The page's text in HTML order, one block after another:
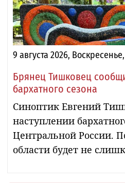
9 августа 2026, Воскресенье,
Брянец Тишковец
бархатного сезона
Синоптик Евгений
наступлении
Центральной России.
области будет не